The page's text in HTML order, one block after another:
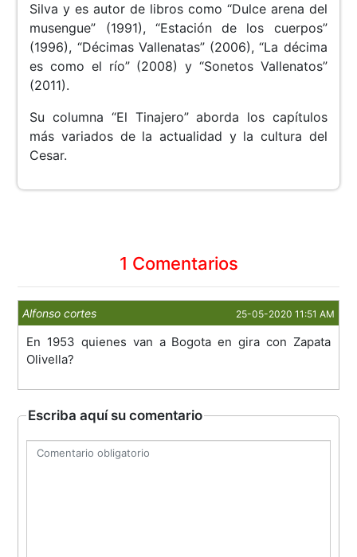
Silva y es autor de libros como “Dulce arena del
musengue” (1991), “Estación de los cuerpos”
(1996), “Décimas Vallenatas” (2006), “La décima
es como el río” (2008) y “Sonetos Vallenatos”
(2011).
Su columna “El Tinajero” aborda los capítulos
más variados de la actualidad y la cultura del
Cesar.
1 Comentarios
Alfonso cortes 25-05-2020 11:51 AM
En 1953 quienes van a Bogota en gira con Zapata
Olivella?
Escriba aquí su comentario